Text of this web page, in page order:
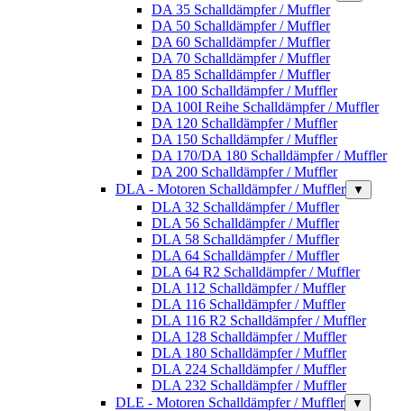
DA 35 Schalldämpfer / Muffler
DA 50 Schalldämpfer / Muffler
DA 60 Schalldämpfer / Muffler
DA 70 Schalldämpfer / Muffler
DA 85 Schalldämpfer / Muffler
DA 100 Schalldämpfer / Muffler
DA 100I Reihe Schalldämpfer / Muffler
DA 120 Schalldämpfer / Muffler
DA 150 Schalldämpfer / Muffler
DA 170/DA 180 Schalldämpfer / Muffler
DA 200 Schalldämpfer / Muffler
DLA - Motoren Schalldämpfer / Muffler
▼
DLA 32 Schalldämpfer / Muffler
DLA 56 Schalldämpfer / Muffler
DLA 58 Schalldämpfer / Muffler
DLA 64 Schalldämpfer / Muffler
DLA 64 R2 Schalldämpfer / Muffler
DLA 112 Schalldämpfer / Muffler
DLA 116 Schalldämpfer / Muffler
DLA 116 R2 Schalldämpfer / Muffler
DLA 128 Schalldämpfer / Muffler
DLA 180 Schalldämpfer / Muffler
DLA 224 Schalldämpfer / Muffler
DLA 232 Schalldämpfer / Muffler
DLE - Motoren Schalldämpfer / Muffler
▼